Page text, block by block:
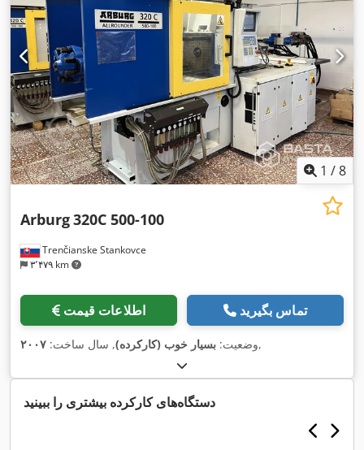
1 /8
Trenčianske Stankovce
۳٬۴۷۹ km
Arburg320C 500-100
اطلاعات قیمت تماس بگیرید
وضعیت: بسیار خوب (کارکرده), سال ساخت: ۲۰۰۷ ,
دستگاه‌های کارکرده بیشتری را ببینید